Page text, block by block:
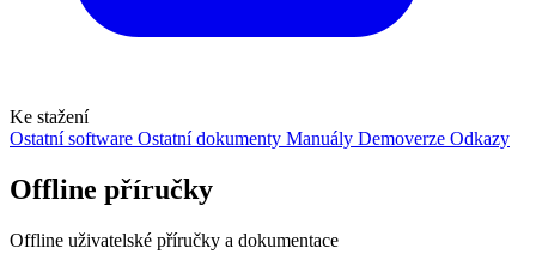
Ke stažení
Ostatní software Ostatní dokumenty Manuály Demoverze Odkazy
Offline příručky
Offline uživatelské příručky a dokumentace